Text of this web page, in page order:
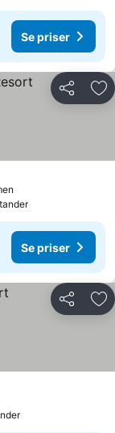
Se priser
Dela
Se priser
Dela